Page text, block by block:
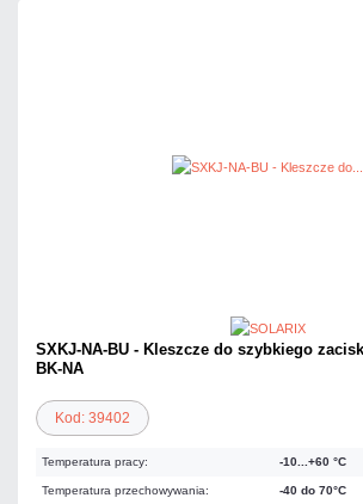
SXKJ-NA-BU - Kleszcze do szybkiego
BK-NA
Kod: 39402
Temperatura pracy: -10...+60 °C
Temperatura przechowywania: -40 do 70°C